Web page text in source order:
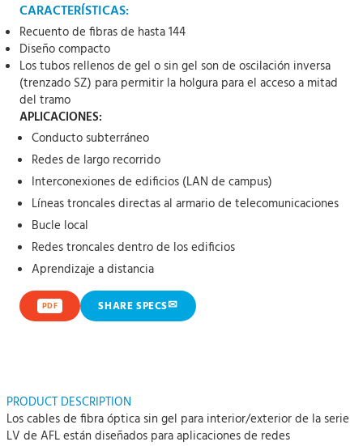
CARACTERÍSTICAS:
Recuento de fibras de hasta 144
Diseño compacto
Los tubos rellenos de gel o sin gel son de oscilación inversa
(trenzado SZ) para permitir la holgura para el acceso a mitad
del tramo
APLICACIONES:
Conducto subterráneo
Redes de largo recorrido
Interconexiones de edificios (LAN de campus)
Líneas troncales directas al armario de telecomunicaciones
Bucle local
Redes troncales dentro de los edificios
Aprendizaje a distancia
PDF SHARE SPECS✉
PRODUCT DESCRIPTION
Los cables de fibra óptica sin gel para interior/exterior de la serie
LV de AFL están diseñados para aplicaciones de redes